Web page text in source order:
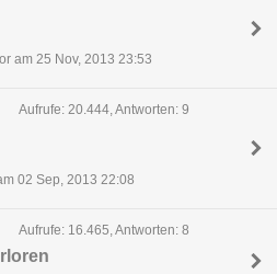
am 25 Nov, 2013 23:53
Aufrufe: 20.444, Antworten: 9
02 Sep, 2013 22:08
Aufrufe: 16.465, Antworten: 8